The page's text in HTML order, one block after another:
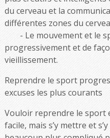
du cerveau et la
différentes zones du
Le mouvement et le
progressivement et de
vieillissement.
Reprendre le sport
excuses les plus courants
Vouloir reprendre le sport
facile, mais s’y mettre et